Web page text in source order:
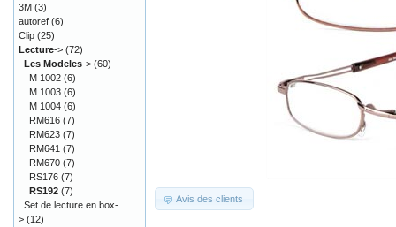
Avis des clients
3M (3)
autoref (6)
Clip (25)
Lecture-> (72)
Les Modeles-> (60)
M 1002 (6)
M 1003 (6)
M 1004 (6)
RM616 (7)
RM623 (7)
RM641 (7)
RM670 (7)
RS176 (7)
RS192 (7)
Set de lecture en box-
> (12)